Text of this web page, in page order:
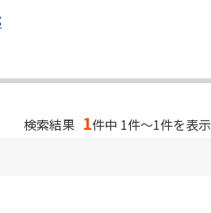
検索結果 1件中 1件～1件を表示